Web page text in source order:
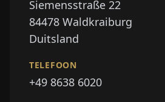
Siemensstraße 22
84478 Waldkraiburg
Duitsland
TELEFOON
+49 8638 6020